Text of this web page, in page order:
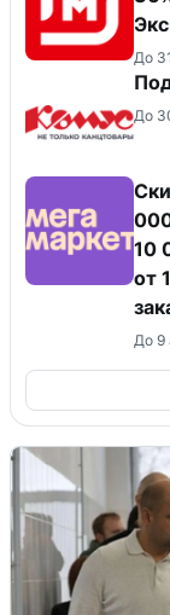
До
До
10
от 15 000
До 9